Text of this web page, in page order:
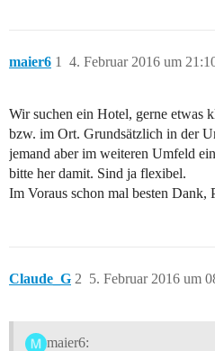
maier6 4. Februar 2016 um
1
Wir suchen ein Hotel, gerne etwas
bzw. im Ort. Grundsätzlich in der
jemand aber im weiteren Umfeld
bitte her damit. Sind ja flexibel.
Im Voraus schon mal besten Dank,
Claude_G 5. Februar 2016 um
2
maier6: